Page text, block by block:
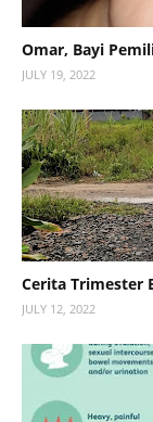
Omar, Bayi
JULY 19, 2022
Cerita Trimester
JULY 12, 2022